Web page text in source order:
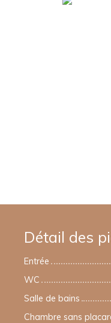
Détail des
Entrée
WC
Salle de bains
Chambre sans